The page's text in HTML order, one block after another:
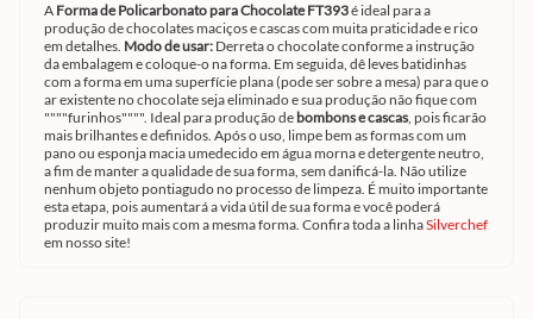
A Forma de Policarbonato para Chocolate FT393é ideal para a
produção de chocolates maciços e cascas com muita praticidade e rico
em detalhes. Modo de usar: Derreta o chocolate conforme a instrução
da embalagem e coloque-o na forma. Em seguida, dê leves batidinhas
com a forma em uma superfície plana (pode ser sobre a mesa) para que o
ar existente no chocolate seja eliminado e sua produção não fique com
""""furinhos"""". Ideal para produção de bombons e cascas, pois ficarão
mais brilhantes e definidos. Após o uso, limpe bem as formas com um
pano ou esponja macia umedecido em água morna e detergente neutro,
a fim de manter a qualidade de sua forma, sem danificá-la. Não utilize
nenhum objeto pontiagudo no processo de limpeza. É muito importante
esta etapa, pois aumentará a vida útil de sua forma e você poderá
produzir muito mais com a mesma forma. Confira toda a linhaSilverchef
em nosso site!